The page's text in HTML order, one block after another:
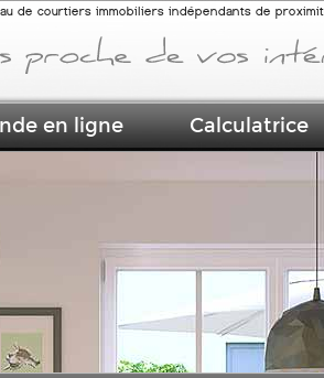
de courtiers immobiliers indépendants de
en ligne Calculatrice